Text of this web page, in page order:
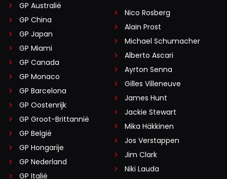
GP Australië
GP China
GP Japan
GP Miami
GP Canada
GP Monaco
GP Barcelona
GP Oostenrijk
GP Groot-Brittannië
GP België
GP Hongarije
GP Nederland
GP Italië
Nico Rosberg
Alain Prost
Michael Schumacher
Alberto Ascari
Ayrton Senna
Gilles Villeneuve
James Hunt
Jackie Stewart
Mika Häkkinen
Jos Verstappen
Jim Clark
Niki Lauda